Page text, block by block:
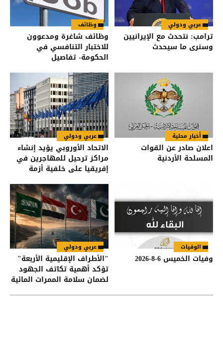
عربي ودولي
ترامب: نتحدث مع الإيرانيين
وسنرى ما سيحدث
وظائف
وظائف شاغرة ومدعوون
للاختبار التنافسي في
الحكومة- تفاصيل
أخبار محلية
اعلان صادر عن القوات
المسلحة الأردنية
عربي ودولي
الاتحاد الأوروبي يؤيد إنشاء
مراكز ترحيل للمهاجرين في
إفريقيا على خلفية أزمة
الوفيات
وفيات الخميس 6-8-2026
عربي ودولي
"الأطراف الإقليمية الأربعة"
تؤكد أهمية تكاتف الجهود
لضمان سلامة الممرات المائية